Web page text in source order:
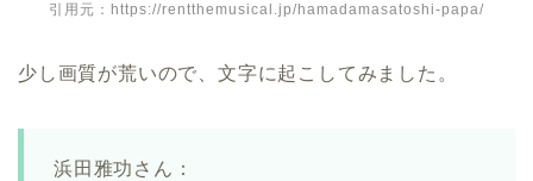
引用元：https://rentthemusical.jp/hamadamasatoshi-papa/
少し画質が荒いので、文字に起こしてみました。
浜田雅功さん：